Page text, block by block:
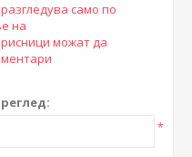
само по
на
можат да
*